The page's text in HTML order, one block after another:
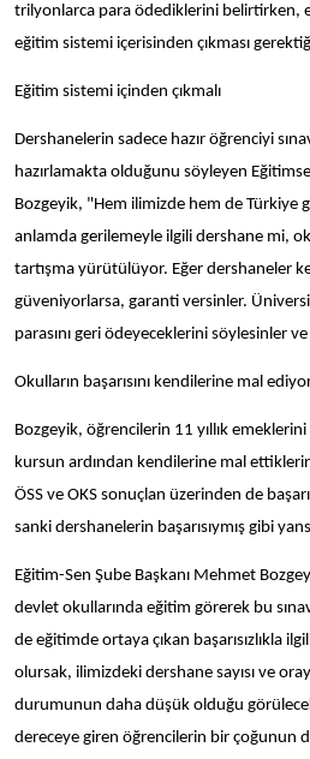
trilyonlarca para ödediklerini belirtirken,
eğitim sistemi içerisinden çıkması
Eğitim sistemi içinden çıkmalı
Dershanelerin sadece hazır öğrenciyi
hazırlamakta olduğunu söyleyen
Bozgeyik, "Hem ilimizde hem de Türkiye
anlamda gerilemeyle ilgili dershane mi,
tartışma yürütülüyor. Eğer dershaneler
güveniyorlarsa, garanti versinler.
parasını geri ödeyeceklerini söylesinler
Okulların başarısını kendilerine mal
Bozgeyik, öğrencilerin 11 yıllık
kursun ardından kendilerine mal
ÖSS ve OKS sonuçlan üzerinden de
sanki dershanelerin başarısıymış gibi
Eğitim-Sen Şube Başkanı Mehmet
devlet okullarında eğitim görerek bu
de eğitimde ortaya çıkan başarısızlıkla
olursak, ilimizdeki dershane sayısı ve
durumunun daha düşük olduğu
dereceye giren öğrencilerin bir çoğunun